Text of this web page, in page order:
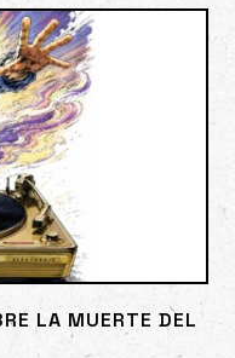
LA MUERTE DEL